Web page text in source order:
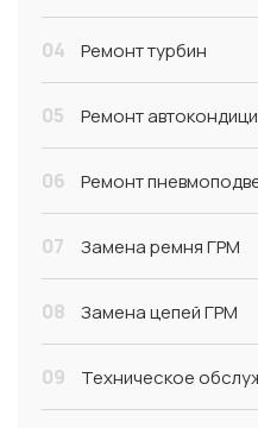
04 Ремонт турбин
05 Ремонт
06 Ремонт
07 Замена ремня ГРМ
08 Замена цепей ГРМ
09 Техническое